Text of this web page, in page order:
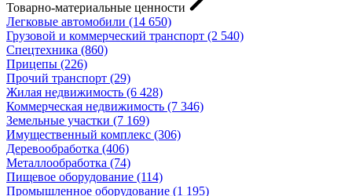
Товарно-материальные ценности
Легковые автомобили (14 650)
Грузовой и коммерческий транспорт (2 540)
Спецтехника (860)
Прицепы (226)
Прочий транспорт (29)
Жилая недвижимость (6 428)
Коммерческая недвижимость (7 346)
Земельные участки (7 169)
Имущественный комплекс (306)
Деревообработка (406)
Металлообработка (74)
Пищевое оборудование (114)
Промышленное оборудование (1 195)